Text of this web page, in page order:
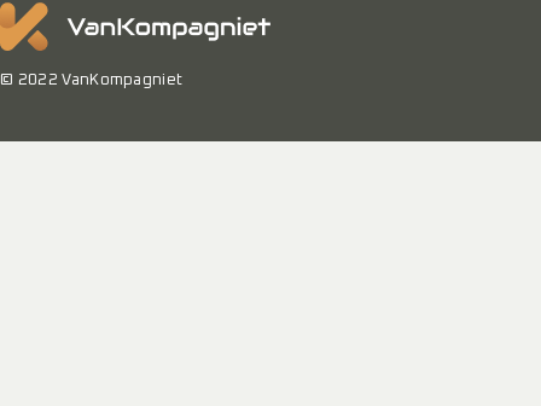
© 2022 VanKompagniet